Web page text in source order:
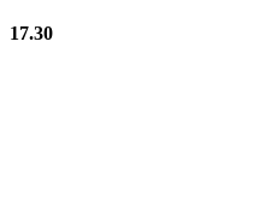
17.30